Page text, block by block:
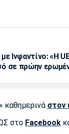
Ινφαντίνο: «Η
σε πρώην
καθημερινά στον
στο Facebook